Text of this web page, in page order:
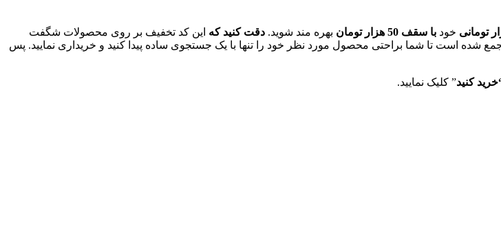
خود با سقف 50 هزار تومان بهره مند شوید. دقت کنید که این کد تخفیف بر روی محصولات شگفت
شده است تا شما براحتی محصول مورد نظر خود را تنها با یک جستجوی ساده پیدا کنید و خریداری نمایید. پس
کنید” کلیک نمایید.